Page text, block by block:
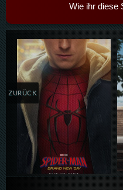
Wie ihr diese
Details,Play
ZURÜCK